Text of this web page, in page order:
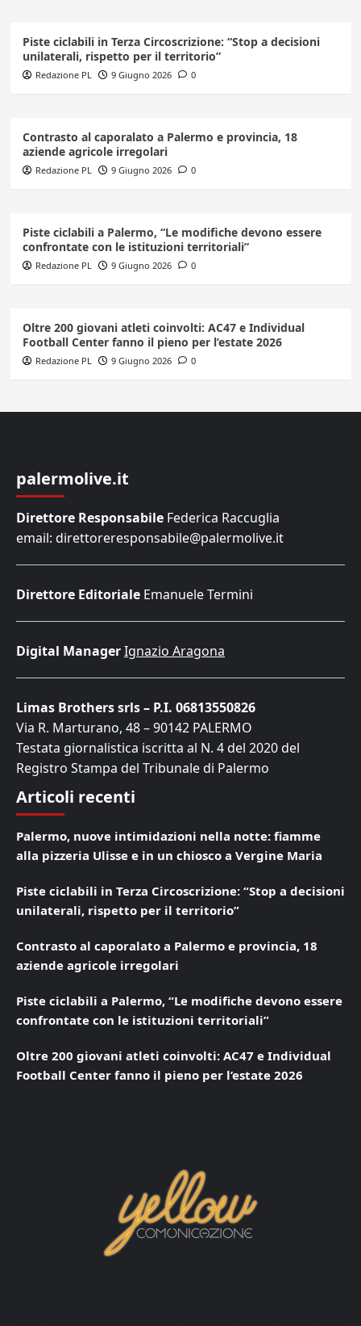
Piste ciclabili in Terza Circoscrizione: “Stop a decisioni
unilaterali, rispetto per il territorio”
Redazione PL 9 Giugno 2026 0
Contrasto al caporalato a Palermo e provincia, 18
aziende agricole irregolari
Redazione PL 9 Giugno 2026 0
Piste ciclabili a Palermo, “Le modifiche devono essere
confrontate con le istituzioni territoriali”
Redazione PL 9 Giugno 2026 0
Oltre 200 giovani atleti coinvolti: AC47 e Individual
Football Center fanno il pieno per l’estate 2026
Redazione PL 9 Giugno 2026 0
palermolive.it
Direttore Responsabile Federica Raccuglia
email: direttoreresponsabile@palermolive.it
Direttore Editoriale Emanuele Termini
Digital ManagerIgnazio Aragona
Limas Brothers srls – P.I. 06813550826
Via R. Marturano, 48 – 90142 PALERMO
Testata giornalistica iscritta al N. 4 del 2020 del
Registro Stampa del Tribunale di Palermo
Articoli recenti
Palermo, nuove intimidazioni nella notte: fiamme
alla pizzeria Ulisse e in un chiosco a Vergine Maria
Piste ciclabili in Terza Circoscrizione: “Stop a decisioni
unilaterali, rispetto per il territorio”
Contrasto al caporalato a Palermo e provincia, 18
aziende agricole irregolari
Piste ciclabili a Palermo, “Le modifiche devono essere
confrontate con le istituzioni territoriali”
Oltre 200 giovani atleti coinvolti: AC47 e Individual
Football Center fanno il pieno per l’estate 2026